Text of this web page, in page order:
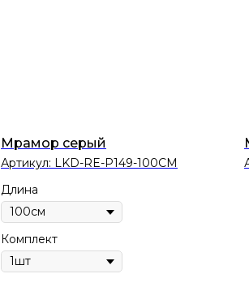
Мрамор серый
Артикул: LKD-RE-P149-100CM
Длина
Комплект